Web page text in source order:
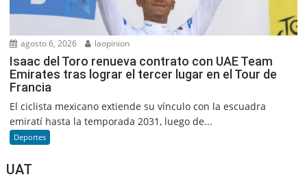
agosto 6, 2026 laopinion
Isaac del Toro renueva contrato con UAE Team
Emirates tras lograr el tercer lugar en el Tour de
Francia
El ciclista mexicano extiende su vínculo con la escuadra
emiratí hasta la temporada 2031, luego de...
Deportes
UAT